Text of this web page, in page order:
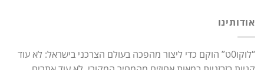
אודותינו
“לוקו0ט” הוקם כדי ליצור מהפכה בעולם הצרכני בישראל: לא עוד